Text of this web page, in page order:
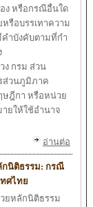
ง หรือกรณีอื่นใด
หรือบรรเทาความ
ำบังคับตามที่กำ
ง กรม ส่วน
ส่วนภูมิภาค
ษฎีกา หรือหน่วย
ยให้ใช้อำนาจ
อ่านต่อ
กนิติธรรม: กรณี
ทศไทย
ยหลักนิติธรรม